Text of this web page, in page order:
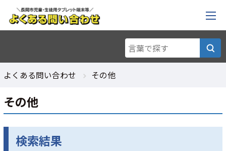
よくある問い合わせ その他
その他
検索結果